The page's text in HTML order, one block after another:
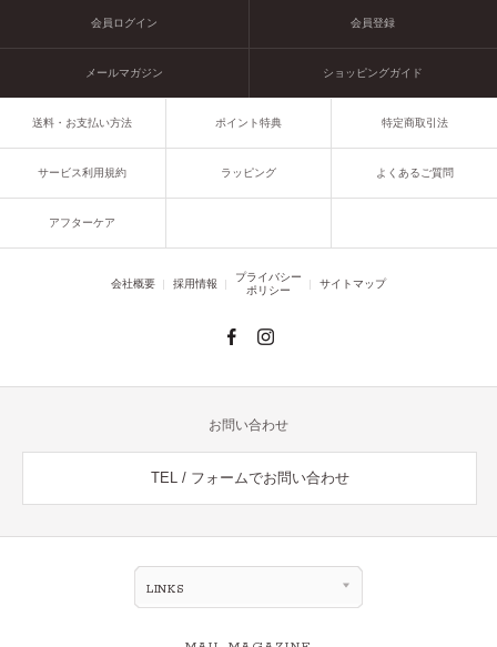
会員ログイン 会員登録
メールマガジン ショッピングガイド
送料・お支払い方法 ポイント特典 特定商取引法
サービス利用規約 ラッピング よくあるご質問
アフターケア
会社概要 採用情報
プライバシー
ポリシー
サイトマップ
お問い合わせ
TEL / フォームでお問い合わせ
LINKS